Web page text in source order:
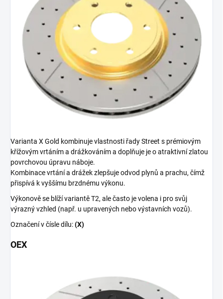
Varianta X Gold kombinuje vlastnosti řady Street s prémiovým
křížovým vrtáním a drážkováním a doplňuje je o atraktivní zlatou
povrchovou úpravu náboje.
Kombinace vrtání a drážek zlepšuje odvod plynů a prachu, čímž
přispívá k vyššímu brzdnému výkonu.
Výkonově se blíží variantě T2, ale často je volena i pro svůj
výrazný vzhled (např. u upravených nebo výstavních vozů).
Označení v čísle dílu:(X)
OEX